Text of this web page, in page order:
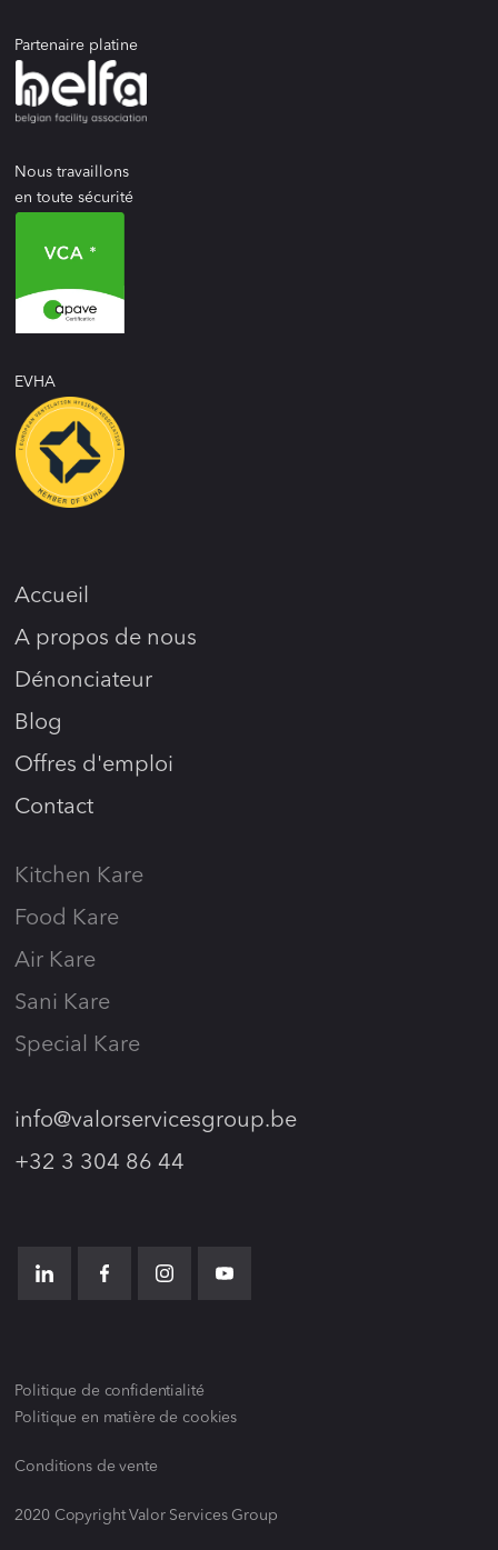
Partenaire platine
Nous travaillons
en toute sécurité
EVHA
Accueil
A propos de nous
Dénonciateur
Blog
Offres d'emploi
Contact
Kitchen Kare
Food Kare
Air Kare
Sani Kare
Special Kare
info@valorservicesgroup.be
+32 3 304 86 44
Politique de confidentialité
Politique en matière de cookies
Conditions de vente
2020 Copyright Valor Services Group